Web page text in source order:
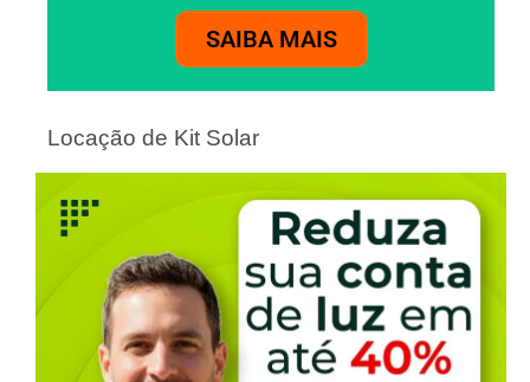
SAIBA MAIS
Locação de Kit Solar